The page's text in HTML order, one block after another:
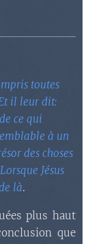
toutes
il leur dit:
ce qui
à un
des choses
Jésus
là.
plus haut
que